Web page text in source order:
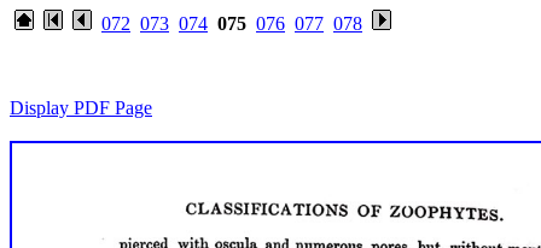
072 073 074 075 076 077 078
Display PDF Page